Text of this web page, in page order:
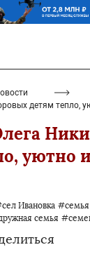
детям тепло,
уютно
Ивановка
семья